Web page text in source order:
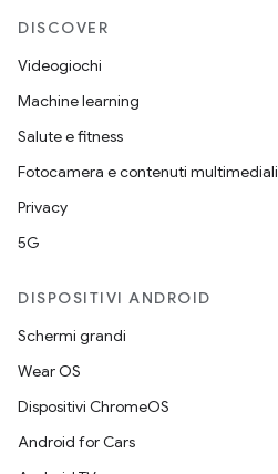
DISCOVER
Videogiochi
Machine learning
Salute e fitness
Fotocamera e contenuti multimediali
Privacy
5G
DISPOSITIVI ANDROID
Schermi grandi
Wear OS
Dispositivi ChromeOS
Android for Cars